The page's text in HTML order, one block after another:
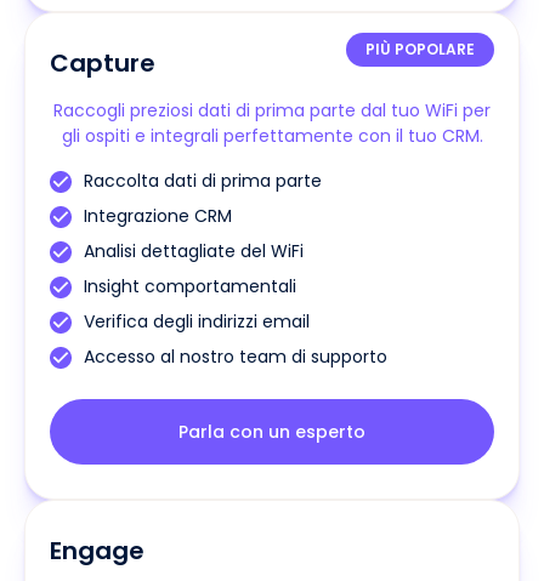
Capture PIÙ POPOLARE
Raccogli preziosi dati di prima parte dal tuo WiFi per
gli ospiti e integrali perfettamente con il tuo CRM.
Raccolta dati di prima parte
Integrazione CRM
Analisi dettagliate del WiFi
Insight comportamentali
Verifica degli indirizzi email
Accesso al nostro team di supporto
Parla con un esperto
Engage